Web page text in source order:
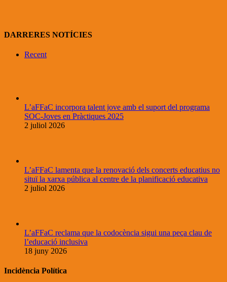
DARRERES NOTÍCIES
Recent
L’aFFaC incorpora talent jove amb el suport del programa
SOC-Joves en Pràctiques 2025
2 juliol 2026
L’aFFaC lamenta que la renovació dels concerts educatius no
situï la xarxa pública al centre de la planificació educativa
2 juliol 2026
L’aFFaC reclama que la codocència sigui una peça clau de
l’educació inclusiva
18 juny 2026
Incidència Política